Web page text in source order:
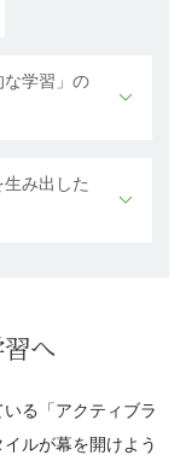
な学習」の
み出した
へ
る「アクティブラ
ルが幕を開けよう